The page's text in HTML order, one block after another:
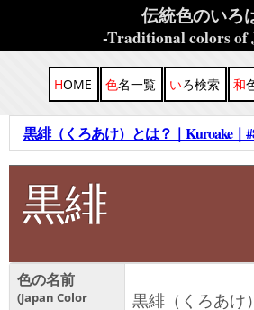
伝統色のいろ
-Traditional colors of
HOME 色名一覧 いろ検索
黒緋（くろあけ）とは？｜Kuroake｜
黒緋
色の名前
Japan Color
黒緋（くろあけ）